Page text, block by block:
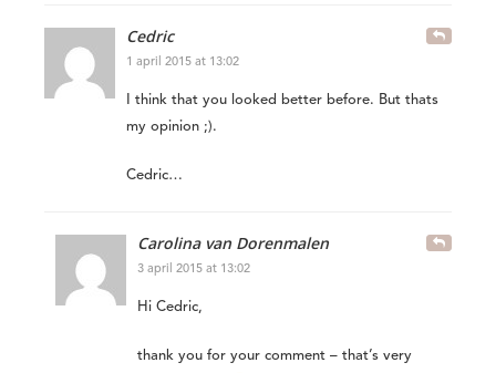
Cedric
1 april 2015 at 13:02
I think that you looked better before. But thats
my opinion ;).
Cedric…
Carolina van Dorenmalen
3 april 2015 at 13:02
Hi Cedric,
thank you for your comment – that’s very